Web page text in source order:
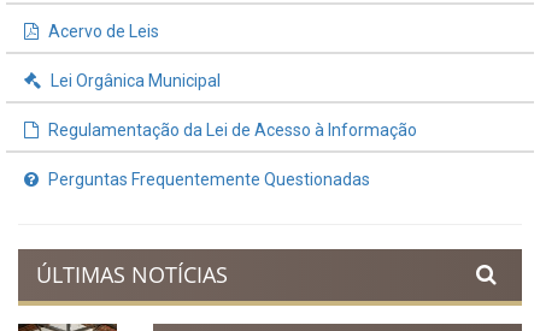
Acervo de Leis
Lei Orgânica Municipal
Regulamentação da Lei de Acesso à Informação
Perguntas Frequentemente Questionadas
ÚLTIMAS NOTÍCIAS